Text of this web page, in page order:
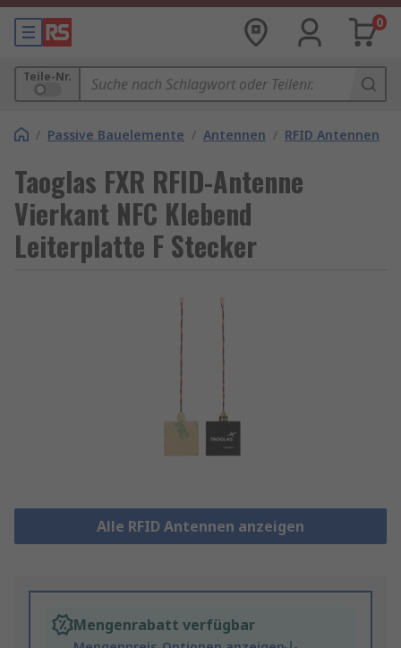
0
Teile-Nr.
/ Passive Bauelemente / Antennen / RFID Antennen
Taoglas FXR RFID-Antenne
Vierkant NFC Klebend
Leiterplatte F Stecker
Alle RFID Antennen anzeigen
Mengenrabatt verfügbar